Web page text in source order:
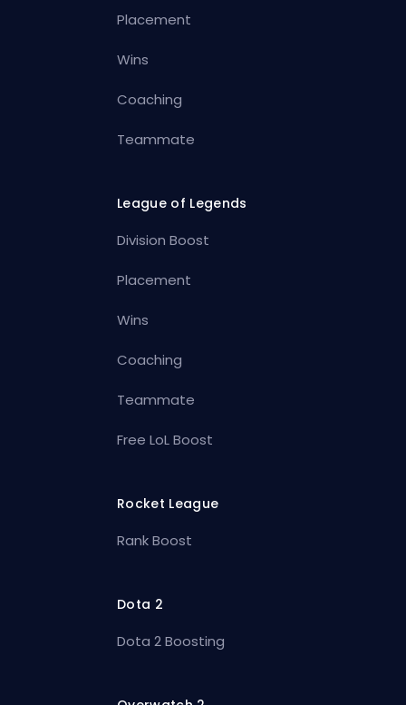
Placement
Wins
Coaching
Teammate
League of Legends
Division Boost
Placement
Wins
Coaching
Teammate
Free LoL Boost
Rocket League
Rank Boost
Dota 2
Dota 2 Boosting